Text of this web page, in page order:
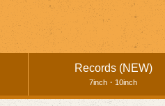
Records (NEW)
7inch・10inch